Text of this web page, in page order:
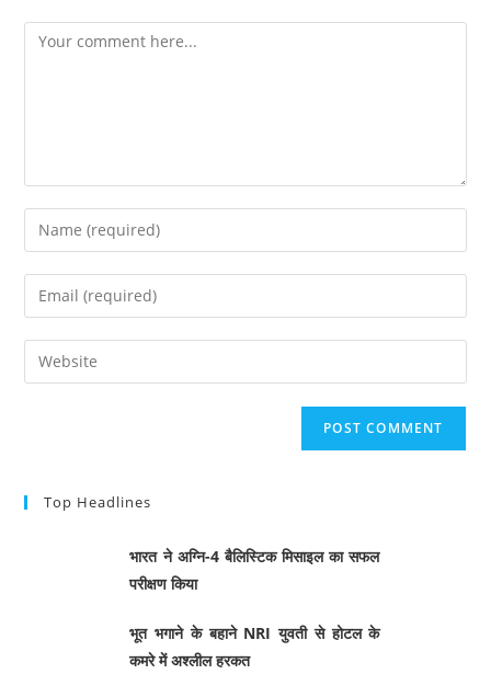
Top Headlines
भारत ने अग्नि-4 बैलिस्टिक मिसाइल का सफल
परीक्षण किया
भूत भगाने के बहाने NRI युवती से होटल के
कमरे में अश्लील हरकत